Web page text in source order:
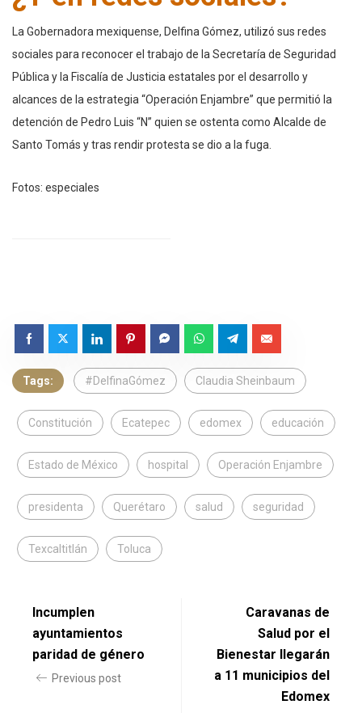
La Gobernadora mexiquense, Delfina Gómez, utilizó sus redes
sociales para reconocer el trabajo de la Secretaría de Seguridad
Pública y la Fiscalía de Justicia estatales por el desarrollo y
alcances de la estrategia “Operación Enjambre” que permitió la
detención de Pedro Luis “N” quien se ostenta como Alcalde de
Santo Tomás y tras rendir protesta se dio a la fuga.
Fotos: especiales
Tags: #DelfinaGómez Claudia Sheinbaum
Constitución Ecatepec edomex educación
Estado de México hospital Operación Enjambre
presidenta Querétaro salud seguridad
Texcaltitlán Toluca
Incumplen
ayuntamientos
paridad de género
Previous post
Caravanas de
Salud por el
Bienestar llegarán
a 11 municipios del
Edomex